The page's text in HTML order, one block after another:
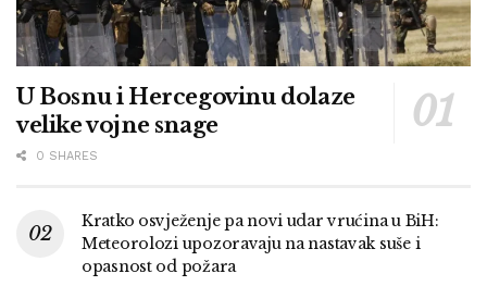
U Bosnu i Hercegovinu dolaze
velike vojne snage
0 SHARES
Kratko osvježenje pa novi udar vrućina u BiH:
Meteorolozi upozoravaju na nastavak suše i
opasnost od požara